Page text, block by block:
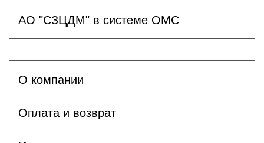
АО "СЗЦДМ" в системе ОМС
О компании
Оплата и возврат